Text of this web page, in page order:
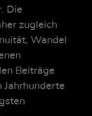
Die
zugleich
Wandel
Beiträge
Jahrhunderte